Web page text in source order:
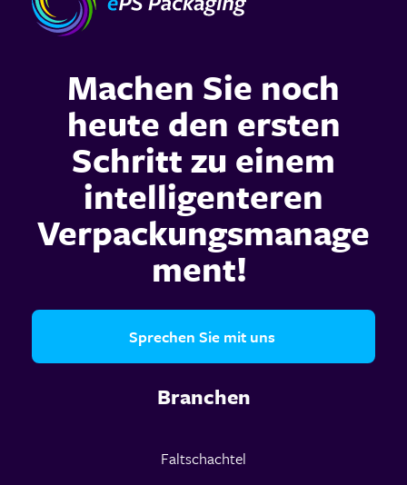
Machen Sie noch
heute den ersten
Schritt zu einem
intelligenteren
Verpackungsmanage
ment!
Sprechen Sie mit uns
Branchen
Faltschachtel